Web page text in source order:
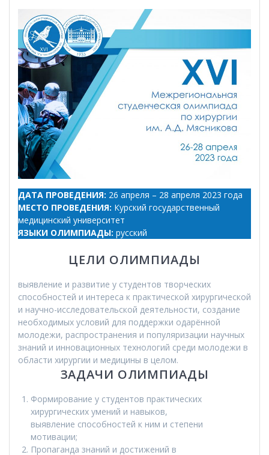
ДАТА ПРОВЕДЕНИЯ: 26 апреля – 28 апреля 2023 года
МЕСТО ПРОВЕДЕНИЯ: Курский государственный
медицинский университет
ЯЗЫКИ ОЛИМПИАДЫ: русский
ЦЕЛИ ОЛИМПИАДЫ
выявление и развитие у студентов творческих
способностей и интереса к практической хирургической
и научно-исследовательской деятельности, создание
необходимых условий для поддержки одарённой
молодежи, распространения и популяризации научных
знаний и инновационных технологий среди молодежи в
области хирургии и медицины в целом.
ЗАДАЧИ ОЛИМПИАДЫ
Формирование у студентов практических
хирургических умений и навыков,
выявление способностей к ним и степени
мотивации;
Пропаганда знаний и достижений в